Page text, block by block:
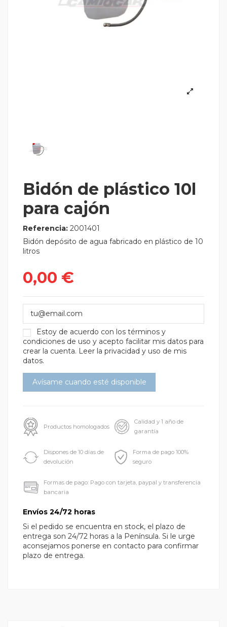
Bidón de plástico 10l
para cajón
Referencia: 2001401
Bidón depósito de agua fabricado en plástico de 10
litros
0,00 €
Estoy de acuerdo con los términos y
condiciones de uso y acepto facilitar mis datos para
crear la cuenta. Leer la privacidad y uso de mis
datos.
Productos homologados
Calidad y 1 año de
garantía
Dispones de 10 días de
devolución
Forma de pago 100%
seguro
Formas de pago: Pago con tarjeta, paypal y transferencia
bancaria
Envíos 24/72 horas
Si el pedido se encuentra en stock, el plazo de
entrega son 24/72 horas a la Península. Si le urge
aconsejamos ponerse en contacto para confirmar
plazo de entrega.